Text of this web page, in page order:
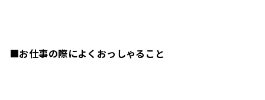
■お仕事の際によくおっしゃること